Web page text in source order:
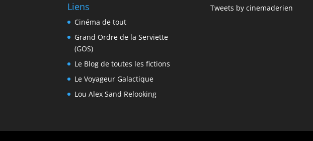
Liens
Cinéma de tout
Grand Ordre de la Serviette
(GOS)
Le Blog de toutes les fictions
Le Voyageur Galactique
Lou Alex Sand Relooking
Tweets by cinemaderien